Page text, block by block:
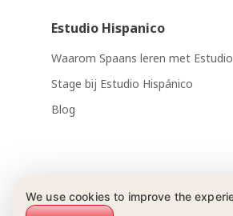
Estudio Hispanico
Waarom Spaans leren met
Stage bij Estudio Hispánico
Blog
We use cookies to improve the